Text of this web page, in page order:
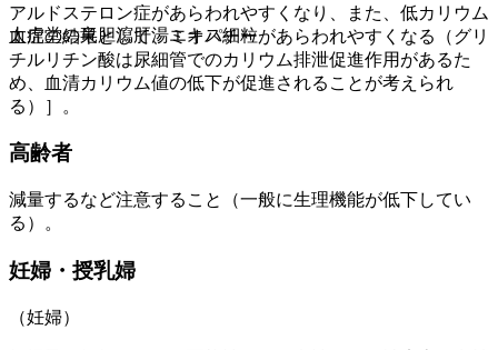
太虎堂の竜胆瀉肝湯エキス細粒
アルドステロン症があらわれやすくなり、また、低カリウム
血症の結果として、ミオパチーがあらわれやすくなる（グリ
チルリチン酸は尿細管でのカリウム排泄促進作用があるた
め、血清カリウム値の低下が促進されることが考えられ
る）］。
高齢者
減量するなど注意すること（一般に生理機能が低下してい
る）。
妊婦・授乳婦
（妊婦）